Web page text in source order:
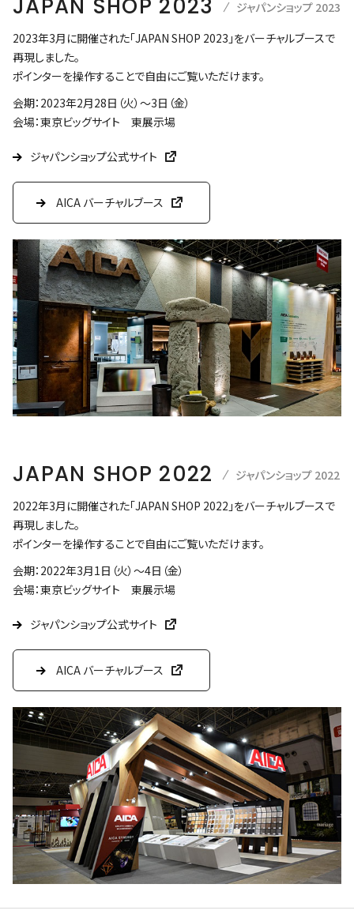
JAPAN SHOP 2023
ジャパンショップ 2023
2023年3月に開催された「JAPAN SHOP 2023」をバーチャルブースで
再現しました。
ポインターを操作することで自由にご覧いただけます。
会期：2023年2月28日（火）～3日（金）
会場：東京ビッグサイト 東展示場
ジャパンショップ公式サイト
AICA バーチャルブース
JAPAN SHOP 2022
ジャパンショップ 2022
2022年3月に開催された「JAPAN SHOP 2022」をバーチャルブースで
再現しました。
ポインターを操作することで自由にご覧いただけます。
会期：2022年3月1日（火）～4日（金）
会場：東京ビッグサイト 東展示場
ジャパンショップ公式サイト
AICA バーチャルブース